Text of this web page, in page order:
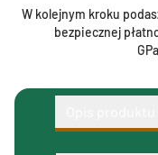
W kolejnym kroku
bezpiecznej